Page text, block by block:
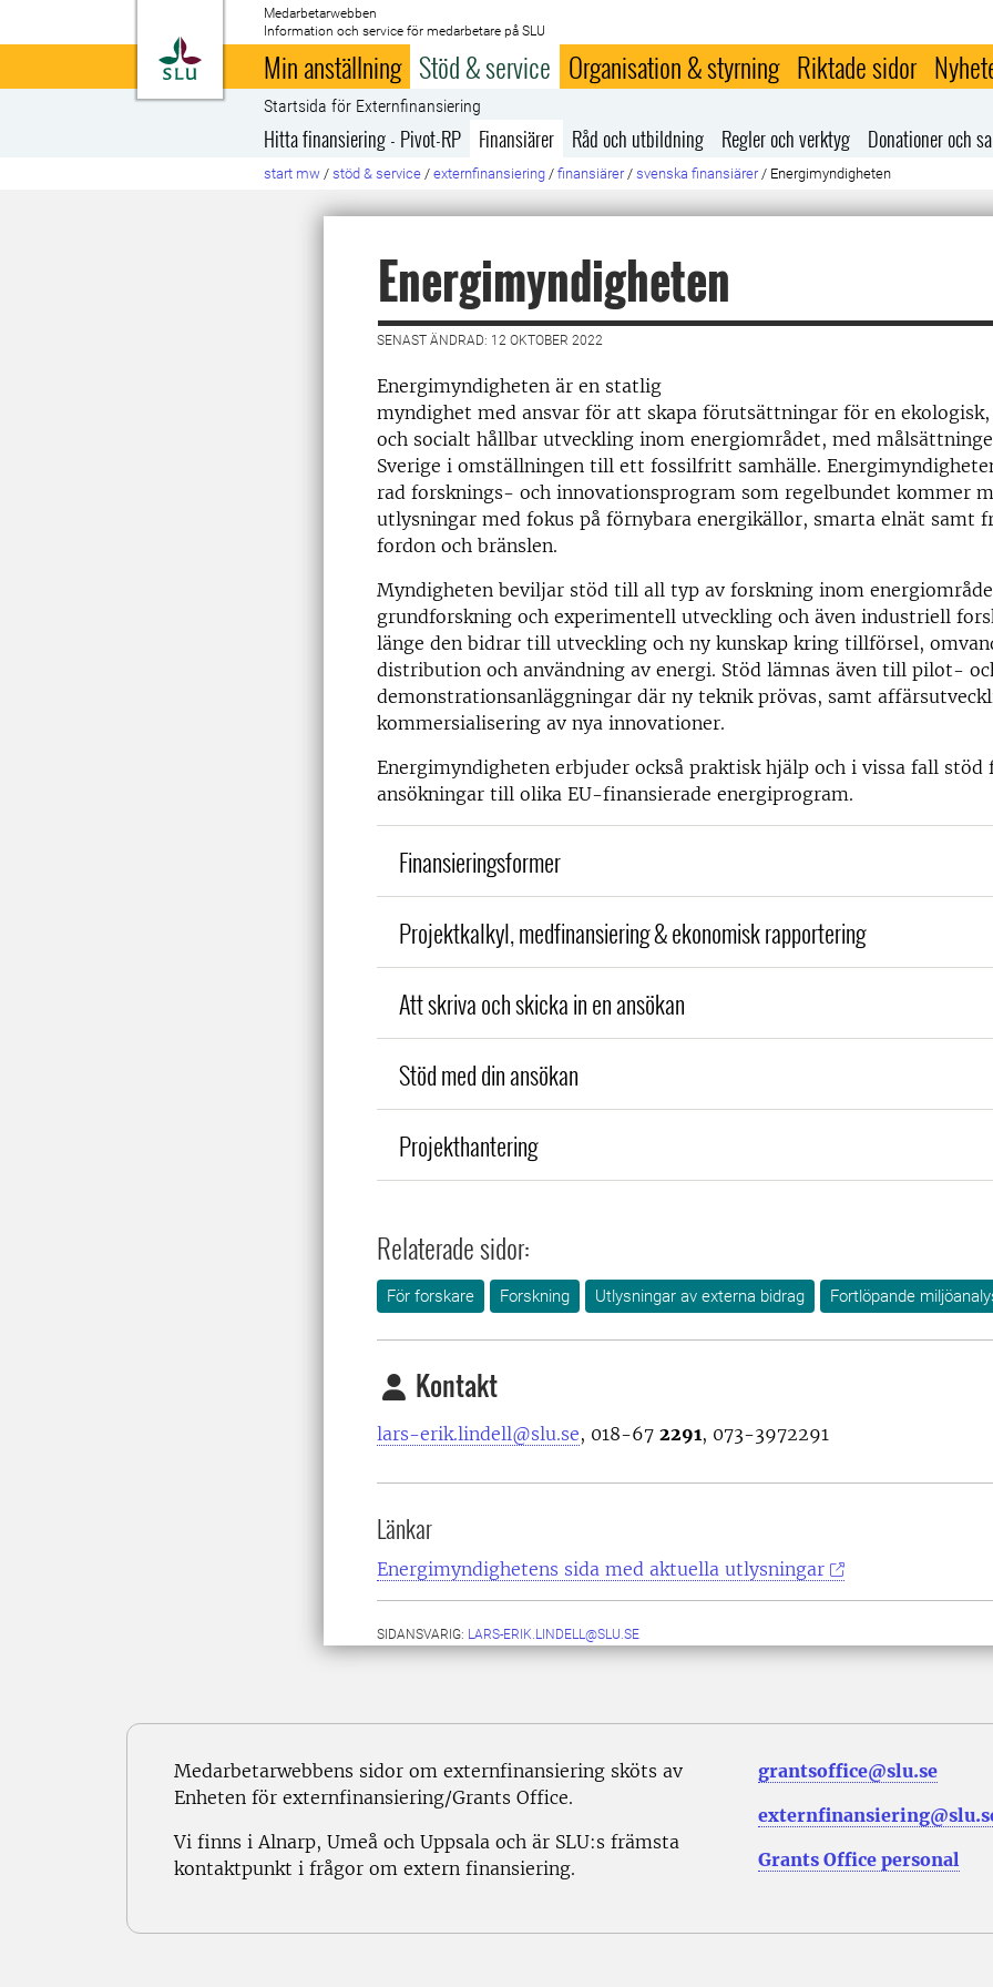
Till startsida
Medarbetarwebben
Information och service för medarbetare på SLU
Min anställning Stöd & service Organisation & styrning Riktade sidor
Startsida för Externfinansiering
Hitta finansiering - Pivot-RP Finansiärer Råd och utbildning Regler och verktyg Donationer och
start mw / stöd & service / externfinansiering / finansiärer / svenska finansiärer / Energimyndigheten
Energimyndigheten
SENAST ÄNDRAD: 12 OKTOBER 2022
Energimyndigheten är en statlig
myndighet med ansvar för att skapa förutsättningar för en
och socialt hållbar utveckling inom energiområdet, med
Sverige i omställningen till ett fossilfritt samhälle.
rad forsknings- och innovationsprogram som regelbundet kommer
utlysningar med fokus på förnybara energikällor, smarta elnät samt
fordon och bränslen.
Myndigheten beviljar stöd till all typ av forskning inom
grundforskning och experimentell utveckling och även industriell
länge den bidrar till utveckling och ny kunskap kring tillförsel,
distribution och användning av energi. Stöd lämnas även till pilot-
demonstrationsanläggningar där ny teknik prövas, samt
kommersialisering av nya innovationer.
Energimyndigheten erbjuder också praktisk hjälp och i vissa fall stöd
ansökningar till olika EU-finansierade energiprogram.
Finansieringsformer
Projektkalkyl, medfinansiering & ekonomisk rapportering
Att skriva och skicka in en ansökan
Stöd med din ansökan
Projekthantering
Relaterade sidor:
För forskare Forskning Utlysningar av externa bidrag Fortlöpande
Kontakt
lars-erik.lindell@slu.se, 018-67 2291, 073-3972291
Länkar
Energimyndighetens sida med aktuella utlysningar
SIDANSVARIG: LARS-ERIK.LINDELL@SLU.SE
Medarbetarwebbens sidor om externfinansiering sköts av
Enheten för externfinansiering/Grants Office.
Vi finns i Alnarp, Umeå och Uppsala och är SLU:s främsta
kontaktpunkt i frågor om extern finansiering.
grantsoffice@slu.se
Grants Office personal